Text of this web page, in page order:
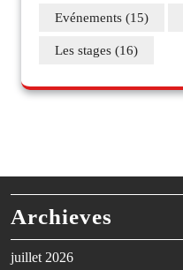
Evénements (15)
Les stages (16)
Archieves
juillet 2026